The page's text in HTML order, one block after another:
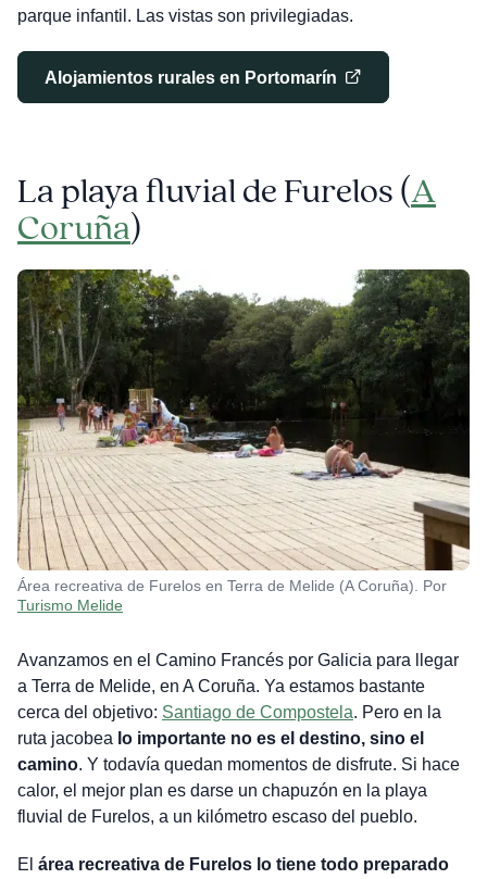
parque infantil. Las vistas son privilegiadas.
Alojamientos rurales en Portomarín
La playa fluvial de Furelos(A
Coruña)
Área recreativa de Furelos en Terra de Melide (A Coruña). Por
Turismo Melide
Avanzamos en el Camino Francés por Galicia para llegar
a Terra de Melide, en A Coruña. Ya estamos bastante
cerca del objetivo: Santiago de Compostela. Pero en la
ruta jacobea lo importante no es el destino, sino el
camino. Y todavía quedan momentos de disfrute. Si hace
calor, el mejor plan es darse un chapuzón en la playa
fluvial de Furelos, a un kilómetro escaso del pueblo.
El área recreativa de Furelos lo tiene todo preparado